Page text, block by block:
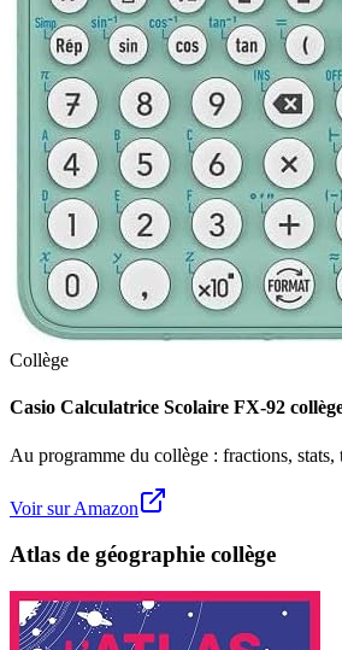
Collège
Casio Calculatrice Scolaire FX-92
Au programme du collège : fractions, stats,
Voir sur Amazon
Atlas de géographie collège